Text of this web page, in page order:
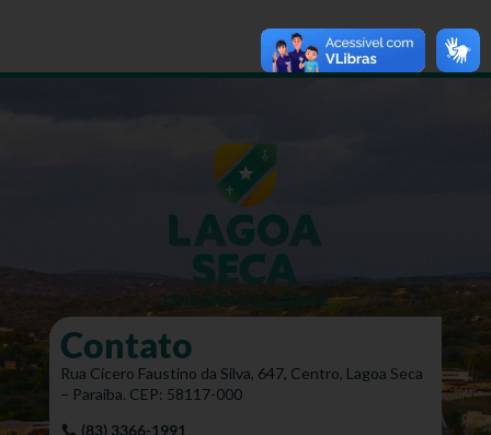
Contato
Rua Cícero Faustino da Silva, 647, Centro, Lagoa Seca
– Paraíba. CEP: 58117-000
(83) 3366-1991